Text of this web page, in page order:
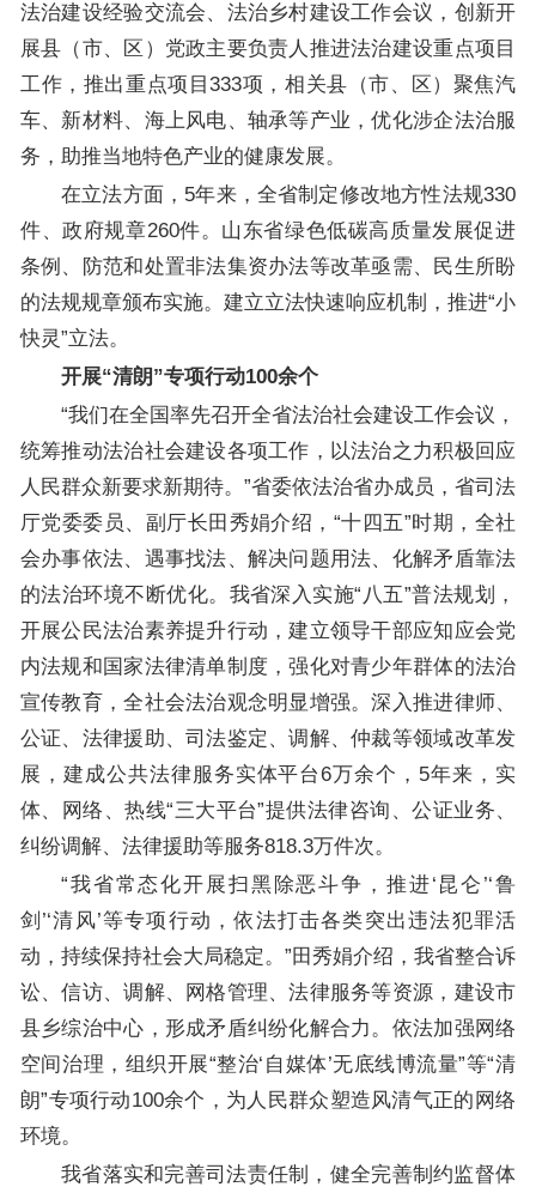
法治建设经验交流会、法治乡村建设工作会议，创新开
展县（市、区）党政主要负责人推进法治建设重点项目
工作，推出重点项目333项，相关县（市、区）聚焦汽
车、新材料、海上风电、轴承等产业，优化涉企法治服
务，助推当地特色产业的健康发展。
在立法方面，5年来，全省制定修改地方性法规330
件、政府规章260件。山东省绿色低碳高质量发展促进
条例、防范和处置非法集资办法等改革亟需、民生所盼
的法规规章颁布实施。建立立法快速响应机制，推进“小
快灵”立法。
开展“清朗”专项行动100余个
“我们在全国率先召开全省法治社会建设工作会议，
统筹推动法治社会建设各项工作，以法治之力积极回应
人民群众新要求新期待。”省委依法治省办成员，省司法
厅党委委员、副厅长田秀娟介绍，“十四五”时期，全社
会办事依法、遇事找法、解决问题用法、化解矛盾靠法
的法治环境不断优化。我省深入实施“八五”普法规划，
开展公民法治素养提升行动，建立领导干部应知应会党
内法规和国家法律清单制度，强化对青少年群体的法治
宣传教育，全社会法治观念明显增强。深入推进律师、
公证、法律援助、司法鉴定、调解、仲裁等领域改革发
展，建成公共法律服务实体平台6万余个，5年来，实
体、网络、热线“三大平台”提供法律咨询、公证业务、
纠纷调解、法律援助等服务818.3万件次。
“我省常态化开展扫黑除恶斗争，推进‘昆仑’‘鲁
剑’‘清风’等专项行动，依法打击各类突出违法犯罪活
动，持续保持社会大局稳定。”田秀娟介绍，我省整合诉
讼、信访、调解、网格管理、法律服务等资源，建设市
县乡综治中心，形成矛盾纠纷化解合力。依法加强网络
空间治理，组织开展“整治‘自媒体’无底线博流量”等“清
朗”专项行动100余个，为人民群众塑造风清气正的网络
环境。
我省落实和完善司法责任制，健全完善制约监督体